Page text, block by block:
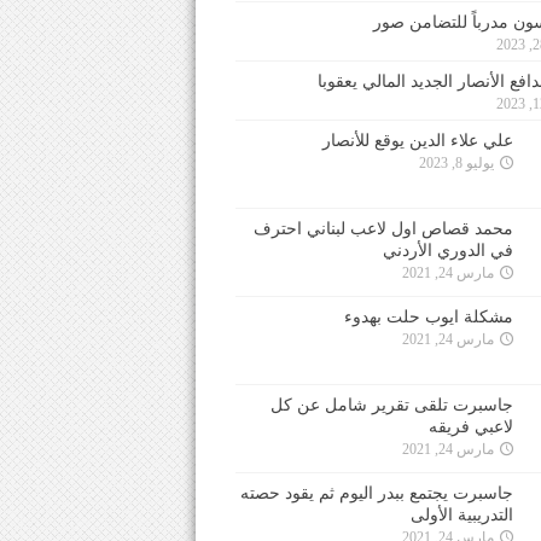
مدرباً للتضامن صور
الأنصار الجديد المالي يعقوبا
علي علاء الدين يوقع للأنصار
يوليو 8, 2023
محمد قصاص اول لاعب لبناني احترف
في الدوري الأردني
مارس 24, 2021
مشكلة ايوب حلت بهدوء
مارس 24, 2021
جاسبرت تلقى تقرير شامل عن كل
لاعبي فريقه
مارس 24, 2021
جاسبرت يجتمع ببدر اليوم ثم يقود حصته
التدريبية الأولى
مارس 24, 2021